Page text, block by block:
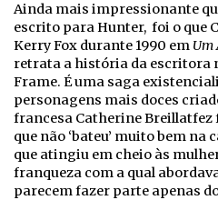
Ainda mais impressionante
escrito para Hunter, foi o que
Kerry Fox durante 1990 em Um
retrata a história da escritora
Frame. É uma saga
personagens mais doces
francesa Catherine Breillatfez
que não ‘bateu’ muito bem na
que atingiu em cheio às
franqueza com a qual
parecem fazer parte apenas